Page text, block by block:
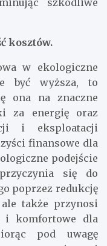
szkodliwe
kosztów.
w ekologiczne
być wyższa, to
ona na znaczne
za energię oraz
i eksploatacji
finansowe dla
podejście
się do
poprzez redukcję
także przynosi
i komfortowe dla
pod uwagę